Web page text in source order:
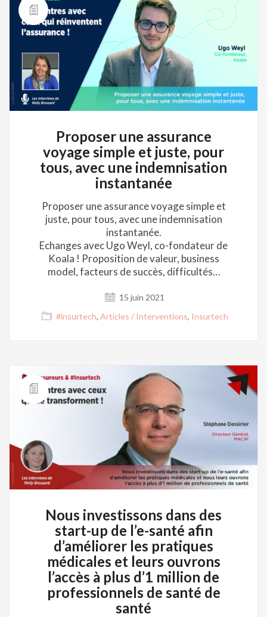
Proposer une assurance
voyage simple et juste, pour
tous, avec une indemnisation
instantanée
Proposer une assurance voyage simple et
juste, pour tous, avec une indemnisation
instantanée.
Echanges avec Ugo Weyl, co-fondateur de
Koala ! Proposition de valeur, business
model, facteurs de succès, difficultés…
15 juin 2021
#insurtech, Articles / Interventions, Insurtech
Nous investissons dans des
start-up de l’e-santé afin
d’améliorer les pratiques
médicales et leurs ouvrons
l’accès à plus d’1 million de
professionnels de santé de
santé